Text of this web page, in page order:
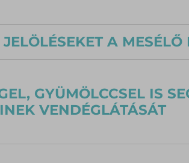
A
GYÜMÖLCCSEL IS
VENDÉGLÁTÁSÁT